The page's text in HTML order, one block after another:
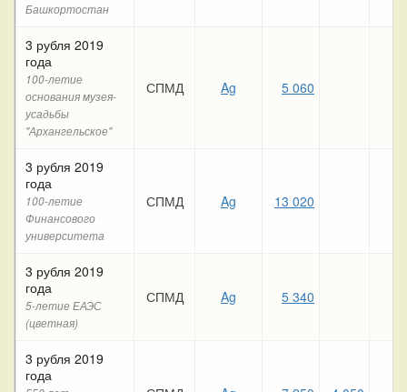
Башкортостан
3 рубля 2019
года
100-летие
основания музея-
усадьбы
"Архангельское"
СПМД Ag 5 060
3 рубля 2019
года
100-летие
Финансового
университета
СПМД Ag 13 020
3 рубля 2019
года
5-летие ЕАЭС
(цветная)
СПМД Ag 5 340
3 рубля 2019
года